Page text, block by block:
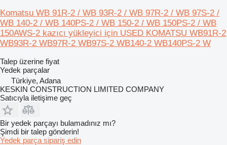
Komatsu WB 91R-2 / WB 93R-2 / WB 97R-2 / WB 97S-2 /
WB 140-2 / WB 140PS-2 / WB 150-2 / WB 150PS-2 / WB
150AWS-2 kazıcı yükleyici için USED KOMATSU WB91R-2
WB93R-2 WB97R-2 WB97S-2 WB140-2 WB140PS-2 W
Talep üzerine fiyat
Yedek parçalar
Türkiye, Adana
KESKIN CONSTRUCTION LIMITED COMPANY
Satıcıyla iletişime geç
Bir yedek parçayı bulamadınız mı?
Şimdi bir talep gönderin!
Yedek parça sipariş edin